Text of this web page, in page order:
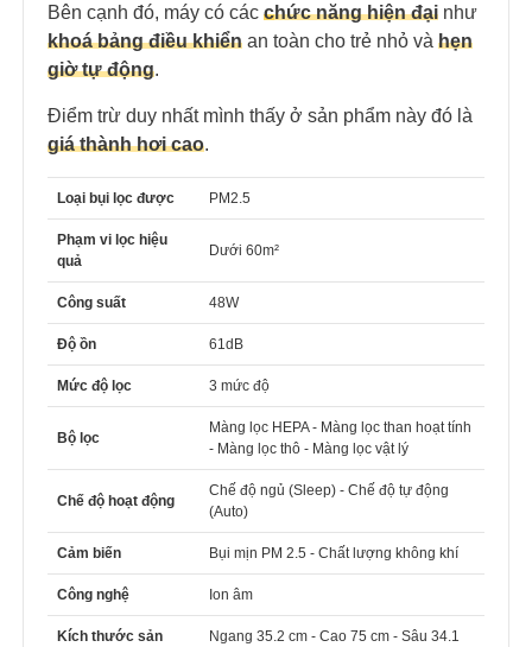
Bên cạnh đó, máy có các chức năng hiện đại như
khoá bảng điều khiển an toàn cho trẻ nhỏ và hẹn
giờ tự động.
Điểm trừ duy nhất mình thấy ở sản phẩm này đó là
giá thành hơi cao.
Loại bụi lọc được PM2.5
Phạm vi lọc hiệu
quả
Dưới 60m²
Công suất 48W
Độ ồn 61dB
Mức độ lọc 3 mức độ
Bộ lọc
Màng lọc HEPA - Màng lọc than hoạt tính
- Màng lọc thô - Màng lọc vật lý
Chế độ hoạt động
Chế độ ngủ (Sleep) - Chế độ tự động
(Auto)
Cảm biến Bụi mịn PM 2.5 - Chất lượng không khí
Công nghệ Ion âm
Kích thước sản Ngang 35.2 cm - Cao 75 cm - Sâu 34.1